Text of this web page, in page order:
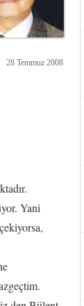
28 Temmuz 2008
Yani